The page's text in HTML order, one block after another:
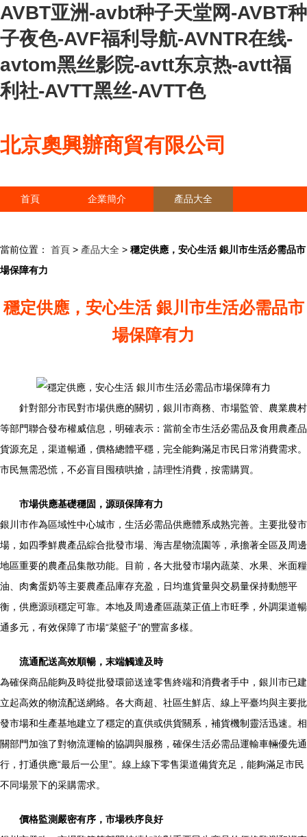
AVBT亚洲-avbt种子天堂网-AVBT种
子夜色-AVF福利导航-AVNTR在线-
avtom黑丝影院-avtt东京热-avtt福
利社-AVTT黑丝-AVTT色
北京奧興辦商貿有限公司
首頁 企業簡介 產品大全
當前位置： 首頁 > 產品大全 > 穩定供應，安心生活 銀川市生活必需品市
場保障有力
穩定供應，安心生活 銀川市生活必需品市
場保障有力
針對部分市民對市場供應的關切，銀川市商務、市場監管、農業農村
等部門聯合發布權威信息，明確表示：當前全市生活必需品及食用農產品
貨源充足，渠道暢通，價格總體平穩，完全能夠滿足市民日常消費需求。
市民無需恐慌，不必盲目囤積哄搶，請理性消費，按需購買。
市場供應基礎穩固，源頭保障有力
銀川市作為區域性中心城市，生活必需品供應體系成熟完善。主要批發市
場，如四季鮮農產品綜合批發市場、海吉星物流園等，承擔著全區及周邊
地區重要的農產品集散功能。目前，各大批發市場內蔬菜、水果、米面糧
油、肉禽蛋奶等主要農產品庫存充盈，日均進貨量與交易量保持動態平
衡，供應源頭穩定可靠。本地及周邊產區蔬菜正值上市旺季，外調渠道暢
通多元，有效保障了市場“菜籃子”的豐富多樣。
流通配送高效順暢，末端觸達及時
為確保商品能夠及時從批發環節送達零售終端和消費者手中，銀川市已建
立起高效的物流配送網絡。各大商超、社區生鮮店、線上平臺均與主要批
發市場和生產基地建立了穩定的直供或供貨關系，補貨機制靈活迅速。相
關部門加強了對物流運輸的協調與服務，確保生活必需品運輸車輛優先通
行，打通供應“最后一公里”。線上線下零售渠道備貨充足，能夠滿足市民
不同場景下的采購需求。
價格監測嚴密有序，市場秩序良好